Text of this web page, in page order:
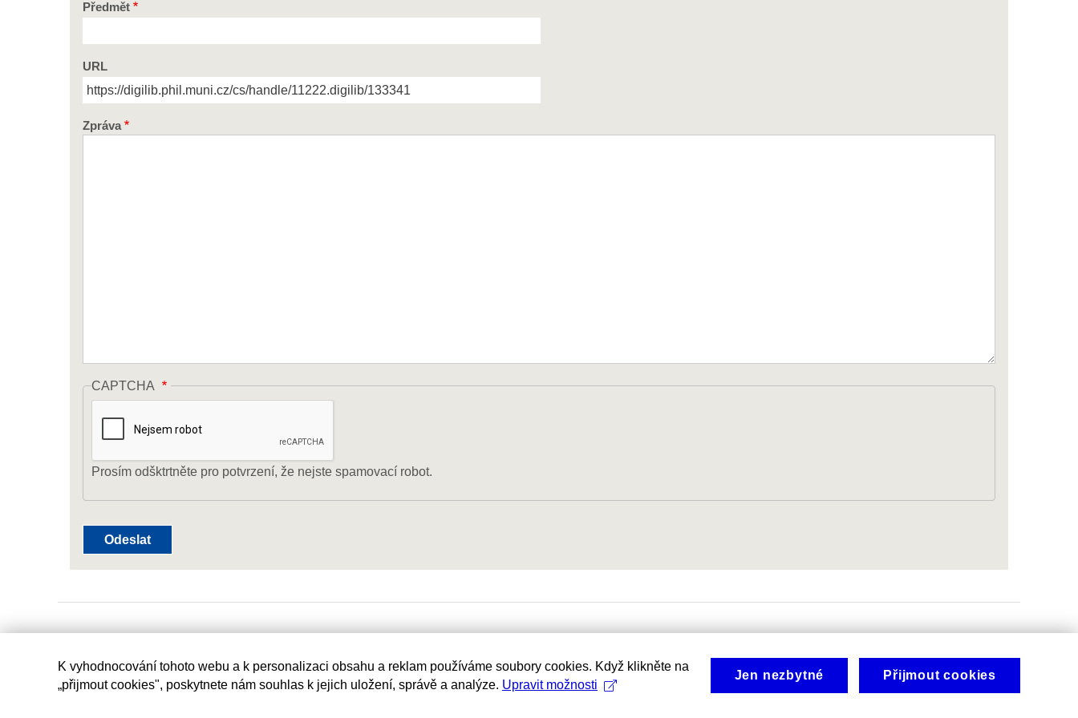
Předmět
URL
Zpráva
CAPTCHA
Prosím odšktrtněte pro potvrzení, že nejste spamovací robot.
K vyhodnocování tohoto webu a k personalizaci obsahu a reklam používáme soubory cookies. Když klikněte na
„přijmout cookies", poskytnete nám souhlas k jejich uložení, správě a analýze. Upravit možnosti
Jen nezbytné Přijmout cookies